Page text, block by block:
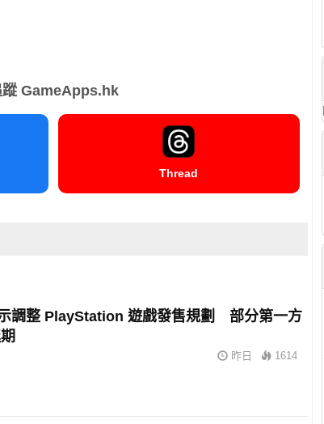
蹤 GameApps.hk
Thread
調整 PlayStation 遊戲發售規劃 部分第一方
昨日 1614